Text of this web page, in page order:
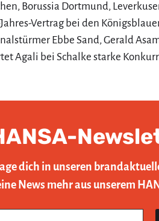
Borussia Dortmund,
Vertrag bei den
Ebbe Sand, Gerald
Agali bei Schalke starke
dich in unseren
News mehr aus unserem